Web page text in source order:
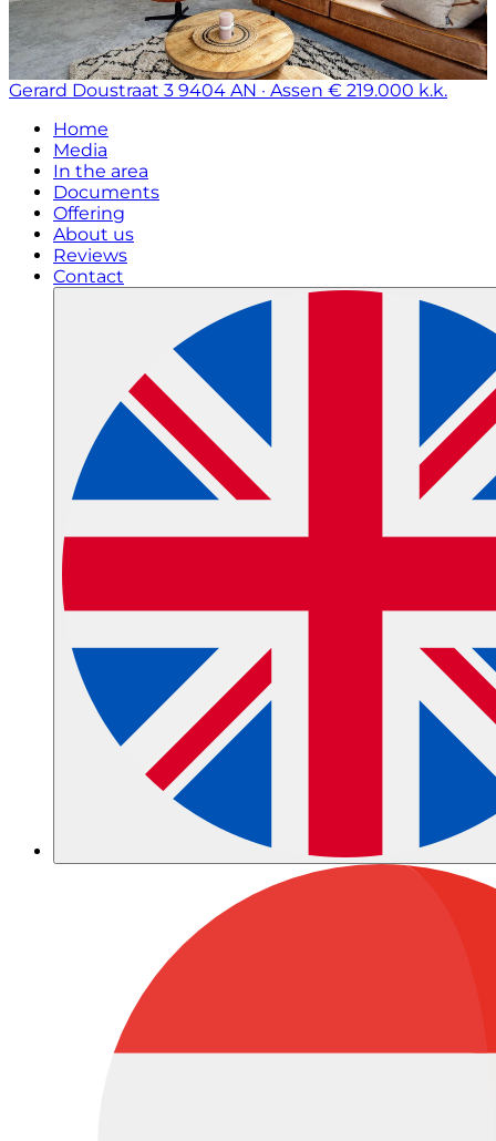
Gerard Doustraat 3 9404 AN · Assen € 219.000 k.k.
Home
Media
In the area
Documents
Offering
About us
Reviews
Contact